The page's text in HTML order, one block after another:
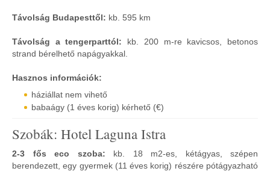
Távolság Budapesttől: kb. 595 km
Távolság a tengerparttól: kb. 200 m-re kavicsos, betonos
strand bérelhető napágyakkal.
Hasznos információk:
háziállat nem vihető
babaágy (1 éves korig) kérhető (€)
Szobák: Hotel Laguna Istra
2-3 fős eco szoba: kb. 18 m2-es, kétágyas, szépen
berendezett, egy gyermek (11 éves korig) részére pótágyazható